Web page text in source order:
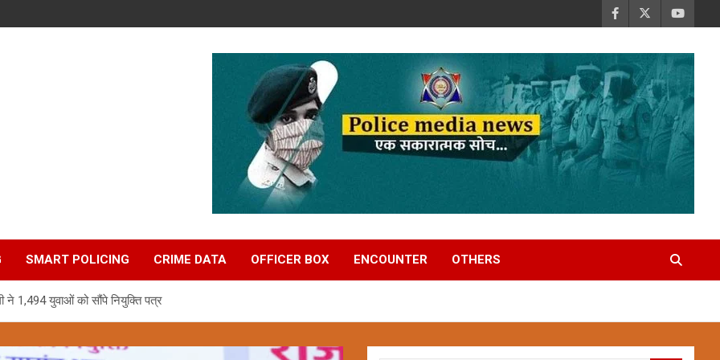
SMART POLICING CRIME DATA OFFICER BOX ENCOUNTER OTHERS
ने 1,494 युवाओं को सौंपे नियुक्ति पत्र